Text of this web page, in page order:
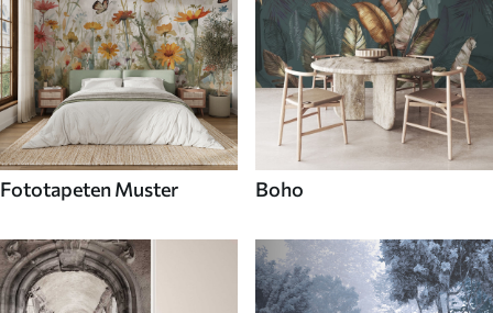
Fototapeten Muster Boho